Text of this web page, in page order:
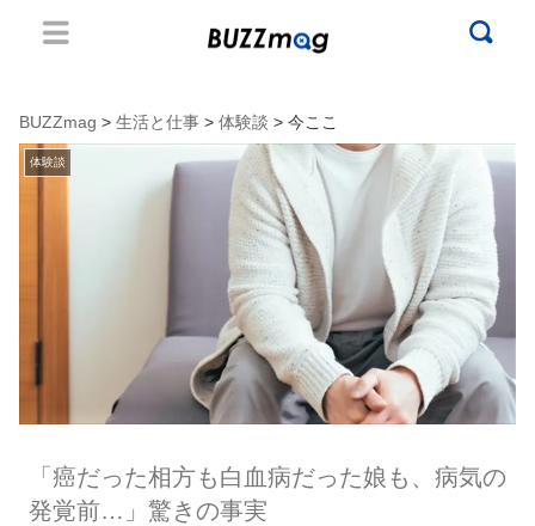
BUZZmag > 生活と仕事 > 体験談 > 今ここ
体験談
「癌だった相方も白血病だった娘も、病気の
発覚前…」驚きの事実